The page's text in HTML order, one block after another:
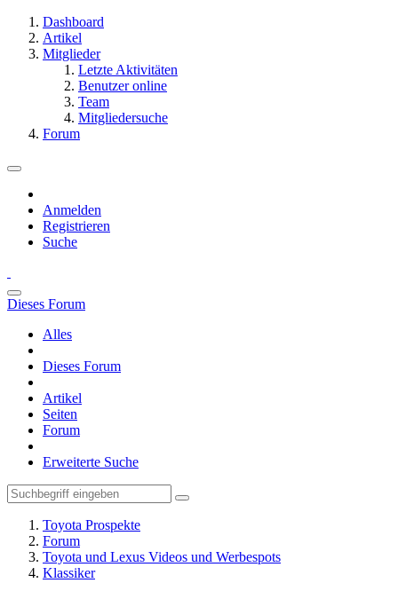
Dashboard
Artikel
Mitglieder
Letzte Aktivitäten
Benutzer online
Team
Mitgliedersuche
Forum
Anmelden
Registrieren
Suche
Dieses Forum
Alles
Dieses Forum
Artikel
Seiten
Forum
Erweiterte Suche
Toyota Prospekte
Forum
Toyota und Lexus Videos und Werbespots
Klassiker